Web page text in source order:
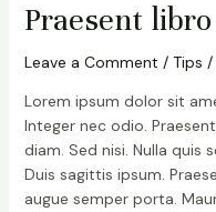
Praesent
Leave a Comment / Tips /
Lorem ipsum dolor sit
Integer nec odio.
diam. Sed nisi. Nulla quis
Duis sagittis ipsum.
augue semper porta.